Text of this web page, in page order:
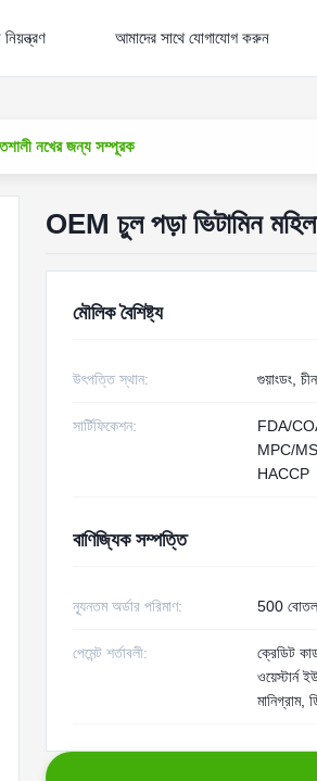
আমাদের সাথে যোগাযোগ করুন
নখের জন্য সম্পূরক
OEM চুল পড়া ভিটামিন
মৌলিক বৈশিষ্ট্য
উৎপত্তি স্থান: গুয়াংডং, চীন
সার্টিফিকেশন:
FDA/
MPC/
HACCP
বাণিজ্যিক সম্পত্তি
ন্যূনতম অর্ডার পরিমাণ: 500 বোতল
পেমেন্ট শর্তাবলী:
ক্রেডিট
ওয়েস্টার্ন
মানিগ্রাম,